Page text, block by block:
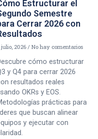
Estructurar el
Semestre
Cerrar 2026 con
julio, 2026 No hay comentarios
cómo estructurar
y Q4 para cerrar 2026
resultados reales
OKRs y EOS.
prácticas para
que buscan alinear
y ejecutar con